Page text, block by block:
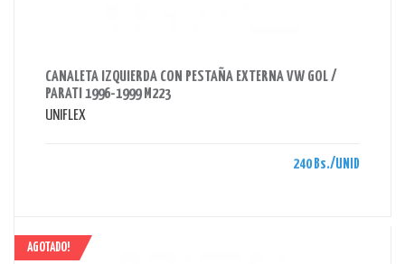
CANALETA IZQUIERDA CON PESTAÑA EXTERNA VW GOL /
PARATI 1996-1999 M223
UNIFLEX
240 Bs./UNID
AGOTADO!